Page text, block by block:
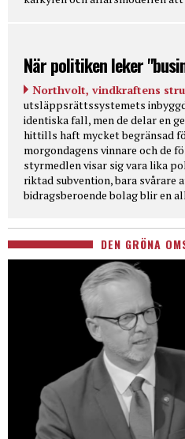
När politiken leker
Northvolt, vindkraftens
utsläppsrättssystemets
identiska fall, men de delar en
hittills haft mycket begränsad
morgondagens vinnare och de
styrmedlen visar sig vara lika
riktad subvention, bara svårare
bidragsberoende bolag blir en
DEN GRÖNA